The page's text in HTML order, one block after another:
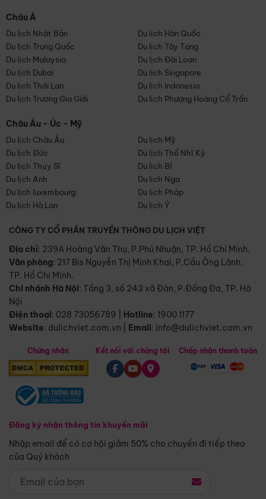
Châu Á
Du lịch Nhật Bản
Du lịch Hàn Quốc
Du lịch Trung Quốc
Du lịch Tây Tạng
Du lịch Malaysia
Du lịch Đài Loan
Du lịch Dubai
Du lịch Singapore
Du lịch Thái Lan
Du lịch Indonesia
Du lịch Trương Gia Giới
Du lịch Phượng Hoàng Cổ Trấn
Châu Âu - Úc - Mỹ
Du lịch Châu Âu
Du lịch Mỹ
Du lịch Đức
Du lịch Thổ Nhĩ Kỳ
Du lịch Thụy Sĩ
Du lịch Bỉ
Du lịch Anh
Du lịch Nga
Du lịch luxembourg
Du lịch Pháp
Du lịch Hà Lan
Du lịch Ý
CÔNG TY CỔ PHẦN TRUYỀN THÔNG DU LỊCH VIỆT
Địa chỉ: 239A Hoàng Văn Thụ, P.Phú Nhuận, TP. Hồ Chí Minh.
Văn phòng: 217 Bis Nguyễn Thị Minh Khai, P.Cầu Ông Lãnh,
TP. Hồ Chí Minh.
Chi nhánh Hà Nội: Tầng 3, số 243 xã Đàn, P.Đống Đa, TP. Hà
Nội
Điện thoại: 028 73056789 Hotline: 1900 1177
Website: dulichviet.com.vn Email: info@dulichviet.com.vn
Chứng nhận
Đăng ký nhận thông tin khuyến mãi
Nhập email để có cơ hội giảm 50% cho chuyến đi tiếp theo
của Quý khách
Kết nối với chúng tôi Chấp nhận thanh toán